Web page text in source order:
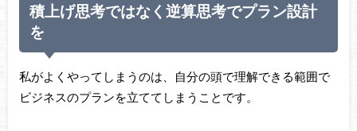
積上げ思考ではなく逆算思考でプラン設計
を
私がよくやってしまうのは、自分の頭で理解できる範囲で
ビジネスのプランを立ててしまうことです。